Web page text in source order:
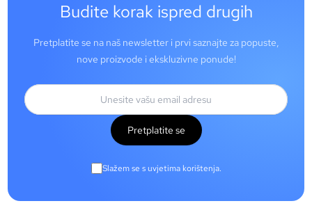
Budite korak ispred drugih
Pretplatite se na naš newsletter i prvi saznajte za popuste,
nove proizvode i ekskluzivne ponude!
Pretplatite se
Slažem se s uvjetima korištenja.